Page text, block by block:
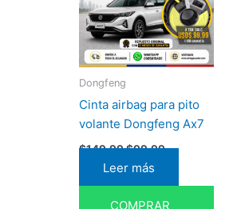
Dongfeng
Cinta airbag para pito
volante Dongfeng Ax7
$149,99$99,99
Leer más
COMPRAR